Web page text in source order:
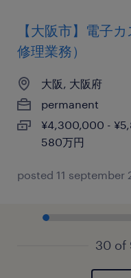
【大阪市】電子
修理業務）
大阪, 大阪府
permanent
¥4,300,000 -
580万円
posted 11 september
30 of